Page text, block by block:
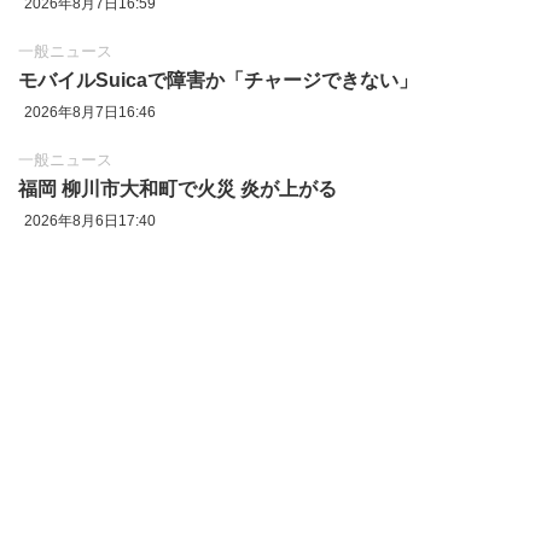
2026年8月7日16:59
一般ニュース
モバイルSuicaで障害か「チャージできない」
2026年8月7日16:46
一般ニュース
福岡 柳川市大和町で火災 炎が上がる
2026年8月6日17:40